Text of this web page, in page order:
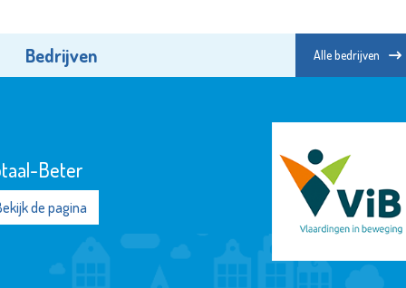
Bedrijven Alle bedrijven
Vlaardingen in Beweging